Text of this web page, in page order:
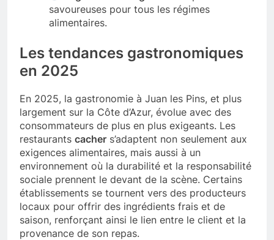
savoureuses pour tous les régimes
alimentaires.
Les tendances gastronomiques
en 2025
En 2025, la gastronomie à Juan les Pins, et plus
largement sur la Côte d’Azur, évolue avec des
consommateurs de plus en plus exigeants. Les
restaurants cacher s’adaptent non seulement aux
exigences alimentaires, mais aussi à un
environnement où la durabilité et la responsabilité
sociale prennent le devant de la scène. Certains
établissements se tournent vers des producteurs
locaux pour offrir des ingrédients frais et de
saison, renforçant ainsi le lien entre le client et la
provenance de son repas.